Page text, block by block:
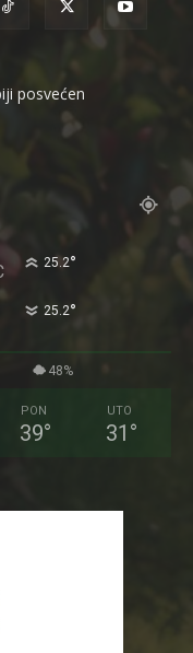
posvećen
25.2°
25.2°
48%
PON
39°
UTO
31 °